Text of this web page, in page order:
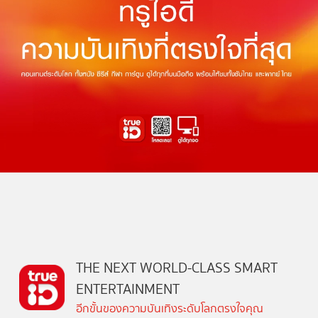
THE NEXT WORLD-CLASS SMART
ENTERTAINMENT
อีกขั้นของความบันเทิงระดับโลกตรงใจคุณ